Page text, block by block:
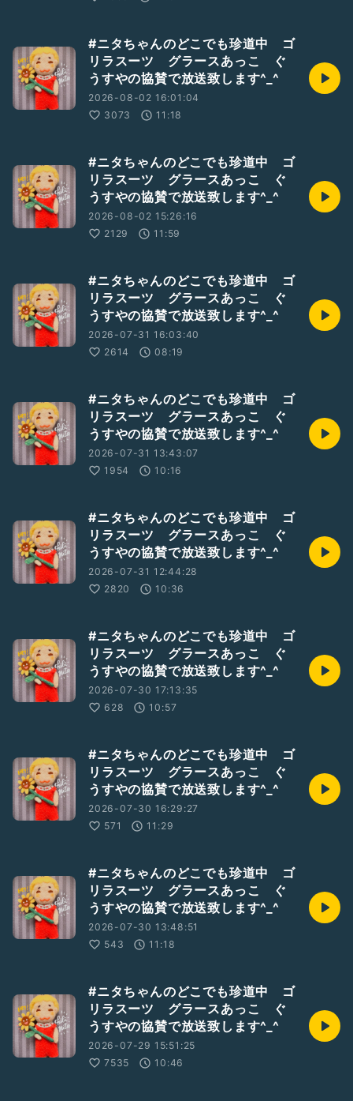
#ニタちゃんのどこでも珍道中 ゴ
リラスーツ グラースあっこ ぐ
うすやの協賛で放送致します^_^
2026-08-02 16:01:04
3073
11:18
#ニタちゃんのどこでも珍道中 ゴ
リラスーツ グラースあっこ ぐ
うすやの協賛で放送致します^_^
2026-08-02 15:26:16
2129
11:59
#ニタちゃんのどこでも珍道中 ゴ
リラスーツ グラースあっこ ぐ
うすやの協賛で放送致します^_^
2026-07-31 16:03:40
2614
08:19
#ニタちゃんのどこでも珍道中 ゴ
リラスーツ グラースあっこ ぐ
うすやの協賛で放送致します^_^
2026-07-31 13:43:07
1954
10:16
#ニタちゃんのどこでも珍道中 ゴ
リラスーツ グラースあっこ ぐ
うすやの協賛で放送致します^_^
2026-07-31 12:44:28
2820
10:36
#ニタちゃんのどこでも珍道中 ゴ
リラスーツ グラースあっこ ぐ
うすやの協賛で放送致します^_^
2026-07-30 17:13:35
628
10:57
#ニタちゃんのどこでも珍道中 ゴ
リラスーツ グラースあっこ ぐ
うすやの協賛で放送致します^_^
2026-07-30 16:29:27
571
11:29
#ニタちゃんのどこでも珍道中 ゴ
リラスーツ グラースあっこ ぐ
うすやの協賛で放送致します^_^
2026-07-30 13:48:51
543
11:18
#ニタちゃんのどこでも珍道中 ゴ
リラスーツ グラースあっこ ぐ
うすやの協賛で放送致します^_^
2026-07-29 15:51:25
7535
10:46